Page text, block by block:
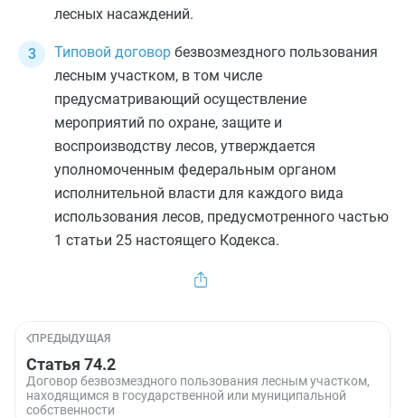
лесных насаждений.
Типовой договор безвозмездного пользования
лесным участком, в том числе
предусматривающий осуществление
мероприятий по охране, защите и
воспроизводству лесов, утверждается
уполномоченным федеральным органом
исполнительной власти для каждого вида
использования лесов, предусмотренного частью
1 статьи 25 настоящего Кодекса.
ПРЕДЫДУЩАЯ
Статья 74.2
Договор безвозмездного пользования лесным участком,
находящимся в государственной или муниципальной
собственности